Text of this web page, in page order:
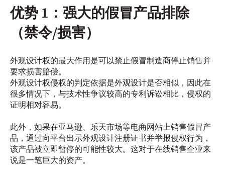
优势 1：强大的假冒产品排除
（禁令/损害）
外观设计权的最大作用是可以禁止假冒制造商停止销售并
要求损害赔偿。
外观设计权侵权的判定依据是外观设计是否相似，因此在
很多情况下，与技术性争议较高的专利诉讼相比，侵权的
证明相对容易。
此外，如果在亚马逊、乐天市场等电商网站上销售假冒产
品，通过向平台出示外观设计注册证书并举报侵权行为，
该产品被立即暂停的可能性较大。这对于在线销售企业来
说是一笔巨大的资产。